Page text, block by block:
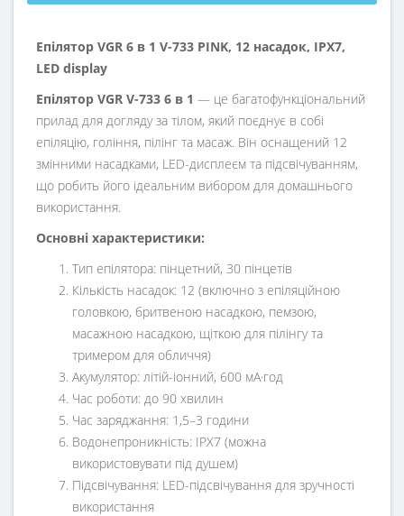
Епілятор VGR 6 в 1 V-733 PINK, 12 насадок, IPX7,
LED display
Епілятор VGR V-733 6 в 1 — це багатофункціональний
прилад для догляду за тілом, який поєднує в собі
епіляцію, гоління, пілінг та масаж. Він оснащений 12
змінними насадками, LED-дисплеєм та підсвічуванням,
що робить його ідеальним вибором для домашнього
використання.​
Основні характеристики:
Тип епілятора: пінцетний, 30 пінцетів
Кількість насадок: 12 (включно з епіляційною
головкою, бритвеною насадкою, пемзою,
масажною насадкою, щіткою для пілінгу та
тримером для обличчя)
Акумулятор: літій-іонний, 600 мА·год
Час роботи: до 90 хвилин
Час заряджання: 1,5–3 години
Водонепроникність: IPX7 (можна
використовувати під душем)
Підсвічування: LED-підсвічування для зручності
використання